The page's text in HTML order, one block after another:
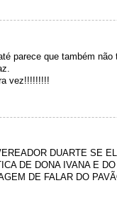
parece que também
vez!!!!!!!!!
DUARTE SE
DE DONA IVANA E
DE FALAR DO